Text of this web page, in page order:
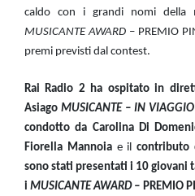
caldo con i grandi nomi della
MUSICANTE AWARD – PREMIO
premi previsti dal contest.
Rai Radio 2 ha ospitato in
Asiago MUSICANTE – IN
condotto da Carolina Di
Fiorella Mannoia e il contributo
sono stati presentati i 10 giovani
iMUSICANTE AWARD – PREMIO